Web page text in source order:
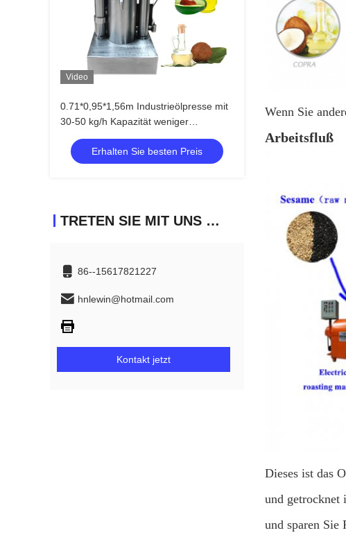
Video
0.71*0,95*1,56m Industrieölpresse mit
30-50 kg/h Kapazität weniger
abnutzbare Teile
Erhalten Sie besten Preis
TRETEN SIE MIT UNS IN VERBINDUNG
86--15617821227
hnlewin@hotmail.com
Kontakt jetzt
Wenn Sie
Arbeitsfluß
Dieses ist das
und getrocknet
und sparen Sie